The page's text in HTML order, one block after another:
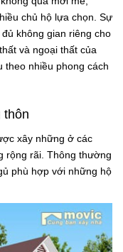
chủ hộ lựa chọn. Sự
không gian riêng cho
và ngoại thất của
theo nhiều phong cách
thôn
xây những ở các
rộng rãi. Thông thường
phù hợp với những hộ